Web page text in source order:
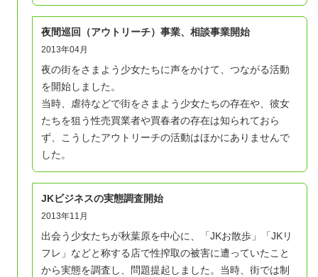
夜間巡回（アウトリーチ）事業、相談事業開始
2013年04月
夜の街をさまよう少女たちに声をかけて、つながる活動
を開始しました。
当時、虐待などで街をさまよう少女たちの存在や、彼女
たちを狙う性売買業者や買春者の存在は知られておら
ず、こうしたアウトリーチの活動はほかにありませんで
した。
JKビジネスの実態調査開始
2013年11月
出会う少女たちが秋葉原を中心に、「JKお散歩」「JKリ
フレ」などと称する店で性搾取の被害に遭っていたこと
から実態を調査し、問題提起しました。当時、街では制